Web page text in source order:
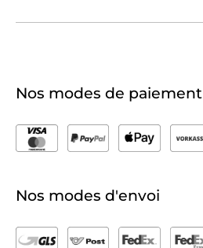
Nos modes de paiement
Nos modes d'envoi